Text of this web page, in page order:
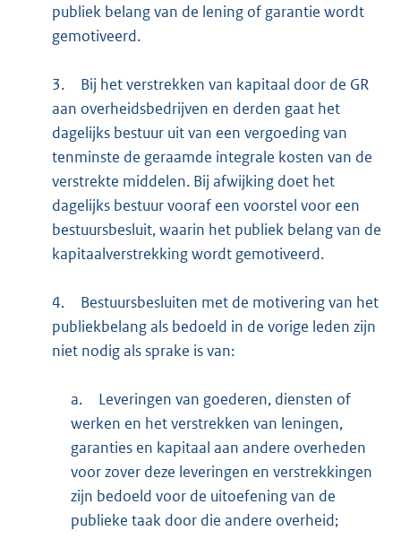
publiek belang van de lening of garantie wordt
gemotiveerd.
3.
Bij het verstrekken van kapitaal door de GR
aan overheidsbedrijven en derden gaat het
dagelijks bestuur uit van een vergoeding van
tenminste de geraamde integrale kosten van de
verstrekte middelen. Bij afwijking doet het
dagelijks bestuur vooraf een voorstel voor een
bestuursbesluit, waarin het publiek belang van de
kapitaalverstrekking wordt gemotiveerd.
4.
Bestuursbesluiten met de motivering van het
publiekbelang als bedoeld in de vorige leden zijn
niet nodig als sprake is van:
a.
Leveringen van goederen, diensten of
werken en het verstrekken van leningen,
garanties en kapitaal aan andere overheden
voor zover deze leveringen en verstrekkingen
zijn bedoeld voor de uitoefening van de
publieke taak door die andere overheid;